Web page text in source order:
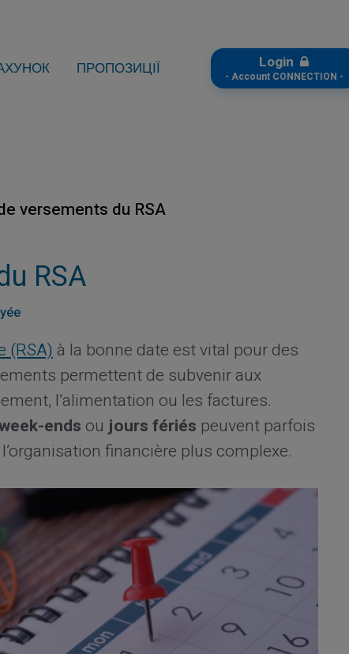
ПРОПОЗИЦІЇ Login
- Account CONNECTION -
versements du RSA
RSA
(RSA) à la bonne date est vital pour des
permettent de subvenir aux
l’alimentation ou les factures.
ends ou jours fériés peuvent parfois
financière plus complexe.